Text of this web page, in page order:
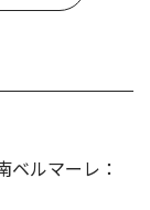
ベルマーレ：